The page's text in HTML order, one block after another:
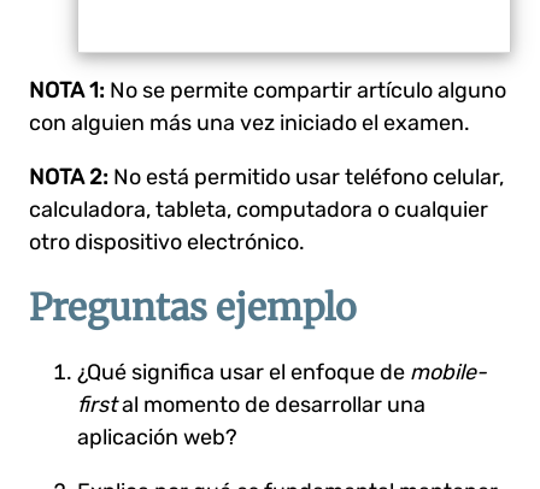
NOTA 1: No se permite compartir artículo alguno
con alguien más una vez iniciado el examen.
NOTA 2: No está permitido usar teléfono celular,
calculadora, tableta, computadora o cualquier
otro dispositivo electrónico.
Preguntas ejemplo
¿Qué significa usar el enfoque de mobile-
firstal momento de desarrollar una
aplicación web?